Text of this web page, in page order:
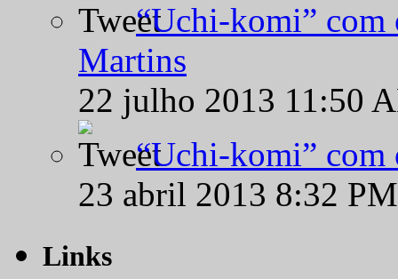
“Uchi-komi” com
Martins
22 julho 2013 11:50
“Uchi-komi” com
23 abril 2013 8:32
Links